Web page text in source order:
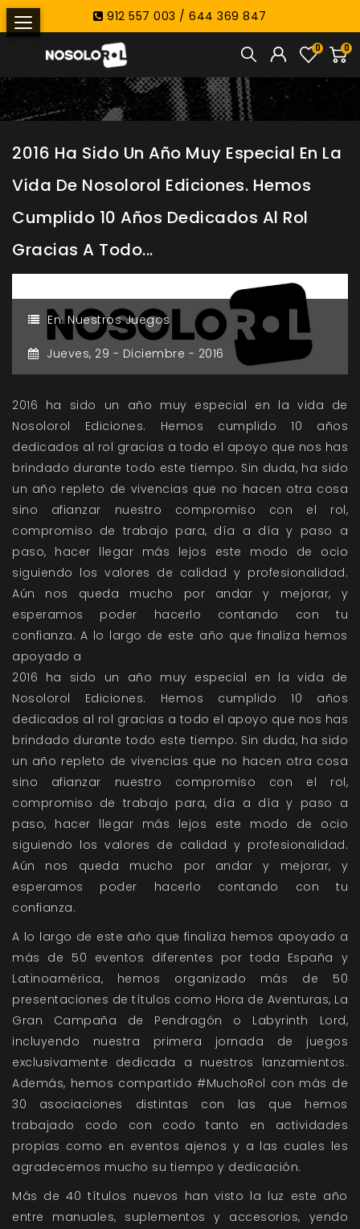
912 557 003 / 644 369 847
0
0
2016 Ha Sido Un Año Muy Especial En La
Vida De Nosolorol Ediciones. Hemos
Cumplido 10 Años Dedicados Al Rol
Gracias A Todo...
En: Nuestros Juegos
Jueves, 29 - Diciembre - 2016
2016 ha sido un año muy especial en la vida de
Nosolorol Ediciones. Hemos cumplido 10 años
dedicados al rol gracias a todo el apoyo que nos has
brindado durante todo este tiempo. Sin duda, ha sido
un año repleto de vivencias que no hacen otra cosa
sino afianzar nuestro compromiso con el rol,
compromiso de trabajo para, día a día y paso a
paso, hacer llegar más lejos este modo de ocio
siguiendo los valores de calidad y profesionalidad.
Aún nos queda mucho por andar y mejorar, y
esperamos poder hacerlo contando con tu
confianza. A lo largo de este año que finaliza hemos
apoyado a
2016 ha sido un año muy especial en la vida de
Nosolorol Ediciones. Hemos cumplido 10 años
dedicados al rol gracias a todo el apoyo que nos has
brindado durante todo este tiempo. Sin duda, ha sido
un año repleto de vivencias que no hacen otra cosa
sino afianzar nuestro compromiso con el rol,
compromiso de trabajo para, día a día y paso a
paso, hacer llegar más lejos este modo de ocio
siguiendo los valores de calidad y profesionalidad.
Aún nos queda mucho por andar y mejorar, y
esperamos poder hacerlo contando con tu
confianza.
A lo largo de este año que finaliza hemos apoyado a
más de 50 eventos diferentes por toda España y
Latinoamérica, hemos organizado más de 50
presentaciones de títulos como Hora de Aventuras, La
Gran Campaña de Pendragón o Labyrinth Lord,
incluyendo nuestra primera jornada de juegos
exclusivamente dedicada a nuestros lanzamientos.
Además, hemos compartido #MuchoRol con más de
30 asociaciones distintas con las que hemos
trabajado codo con codo tanto en actividades
propias como en eventos ajenos y a las cuales les
agradecemos mucho su tiempo y dedicación.
Más de 40 títulos nuevos han visto la luz este año
entre manuales, suplementos y accesorios, yendo